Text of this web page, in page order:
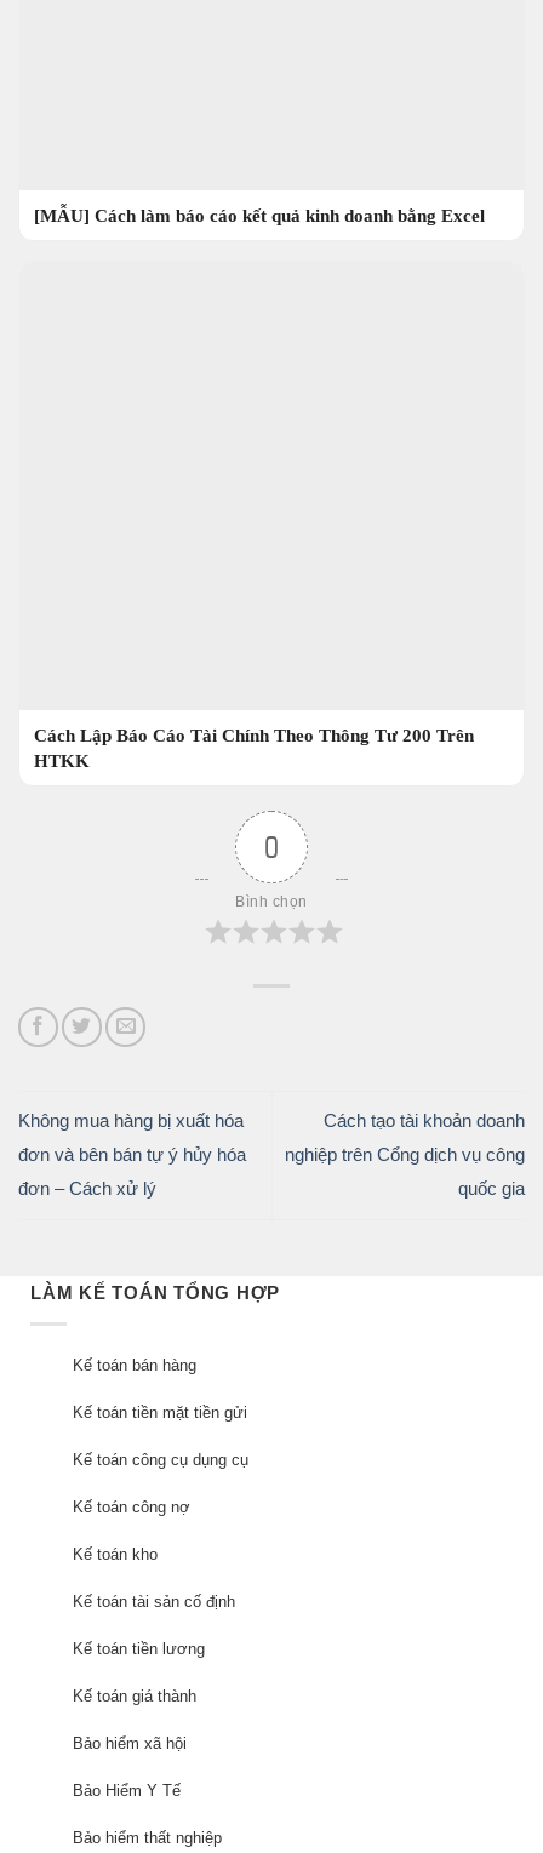
[MẪU] Cách làm báo cáo kết quả kinh doanh bằng Excel
Cách Lập Báo Cáo Tài Chính Theo Thông Tư 200 Trên
HTKK
0
Bình chọn
Không mua hàng bị xuất hóa
đơn và bên bán tự ý hủy hóa
đơn – Cách xử lý
Cách tạo tài khoản doanh
nghiệp trên Cổng dịch vụ công
quốc gia
LÀM KẾ TOÁN TỔNG HỢP
Kế toán bán hàng
Kế toán tiền mặt tiền gửi
Kế toán công cụ dụng cụ
Kế toán công nợ
Kế toán kho
Kế toán tài sản cố định
Kế toán tiền lương
Kế toán giá thành
Bảo hiểm xã hội
Bảo Hiểm Y Tế
Bảo hiểm thất nghiệp